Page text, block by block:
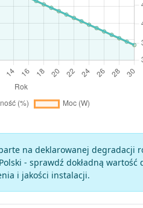
na deklarowanej degradacji
- sprawdź dokładną
i jakości instalacji.